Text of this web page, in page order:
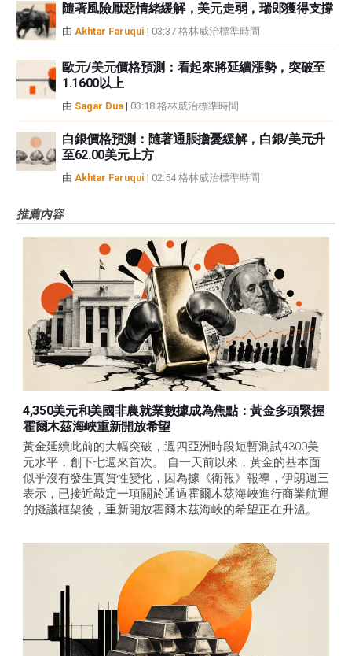
隨著風險厭惡情緒緩解，美元走弱，瑞郎獲得支撐
由 Akhtar Faruqui | 03:37 格林威治標準時間
歐元/美元價格預測：看起來將延續漲勢，突破至
1.1600以上
由 Sagar Dua | 03:18 格林威治標準時間
白銀價格預測：隨著通脹擔憂緩解，白銀/美元升
至62.00美元上方
由 Akhtar Faruqui | 02:54 格林威治標準時間
推薦內容
4,350美元和美國非農就業數據成為焦點：黃金多頭緊握
霍爾木茲海峽重新開放希望
黃金延續此前的大幅突破，週四亞洲時段短暫測試4300美
元水平，創下七週來首次。 自一天前以來，黃金的基本面
似乎沒有發生實質性變化，因為據《衛報》報導，伊朗週三
表示，已接近敲定一項關於通過霍爾木茲海峽進行商業航運
的擬議框架後，重新開放霍爾木茲海峽的希望正在升溫。